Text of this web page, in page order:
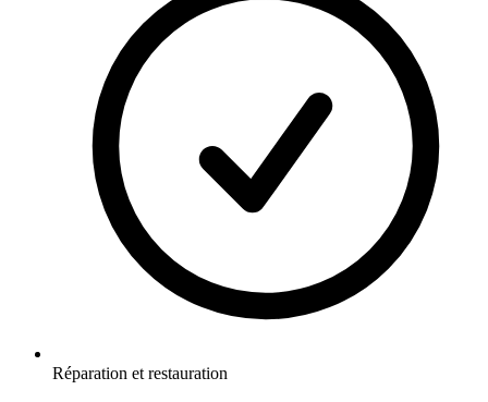
Réparation et restauration